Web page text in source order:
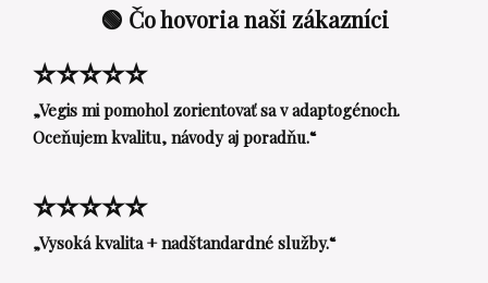
🟢 Čo hovoria naši zákazníci
⭐⭐⭐⭐⭐
„Vegis mi pomohol zorientovať sa v adaptogénoch.
Oceňujem kvalitu, návody aj poradňu.“
⭐⭐⭐⭐⭐
„Vysoká kvalita + nadštandardné služby.“